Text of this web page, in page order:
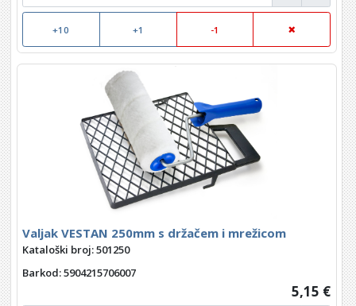
+10 +1 -1
Valjak VESTAN 250mm s držačem i mrežicom
Kataloški broj: 501250
Barkod: 5904215706007
5,15 €